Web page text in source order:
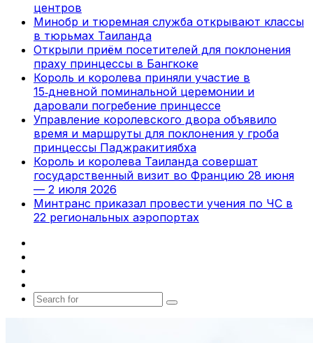
центров
Минобр и тюремная служба открывают классы
в тюрьмах Таиланда
Открыли приём посетителей для поклонения
праху принцессы в Бангкоке
Король и королева приняли участие в
15‑дневной поминальной церемонии и
даровали погребение принцессе
Управление королевского двора объявило
время и маршруты для поклонения у гроба
принцессы Паджракитиябха
Король и королева Таиланда совершат
государственный визит во Францию 28 июня
— 2 июля 2026
Минтранс приказал провести учения по ЧС в
22 региональных аэропортах
Search